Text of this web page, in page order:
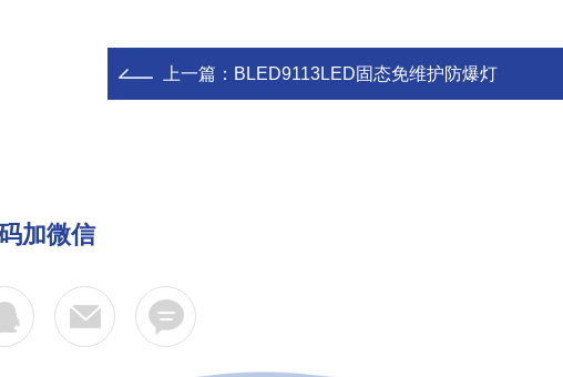
上一篇： BLED9113LED固态免维护防爆灯
加微信